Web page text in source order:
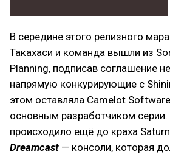
В середине этого релизного
Такахаси и команда вышли из
Planning, подписав соглашение
напрямую конкурирующие с
этом оставляла Camelot
основным разработчиком серии.
происходило ещё до краха
Dreamcast — консоли, которая